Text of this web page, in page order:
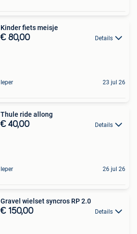
Kinder fiets meisje
€ 80,00 Details
Ieper 23 jul 26
Thule ride allong
€ 40,00 Details
Ieper 26 jul 26
Gravel wielset syncros RP 2.0
€ 150,00 Details